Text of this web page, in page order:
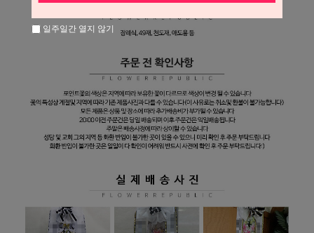
일주일간 열지 않기